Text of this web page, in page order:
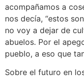
acompañamos a
nos decía, “estos
no voy a dejar de
abuelos. Por el
pueblo, a eso que
Sobre el futuro en